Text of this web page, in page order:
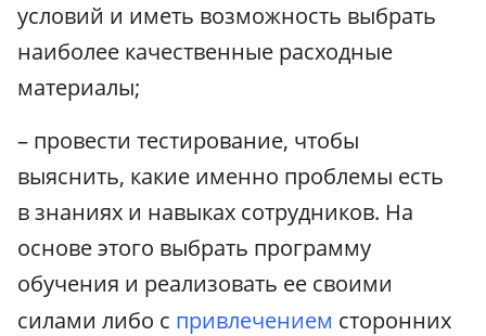
условий и иметь возможность выбрать
наиболее качественные расходные
материалы;
– провести тестирование, чтобы
выяснить, какие именно проблемы есть
в знаниях и навыках сотрудников. На
основе этого выбрать программу
обучения и реализовать ее своими
силами либо с привлечением сторонних